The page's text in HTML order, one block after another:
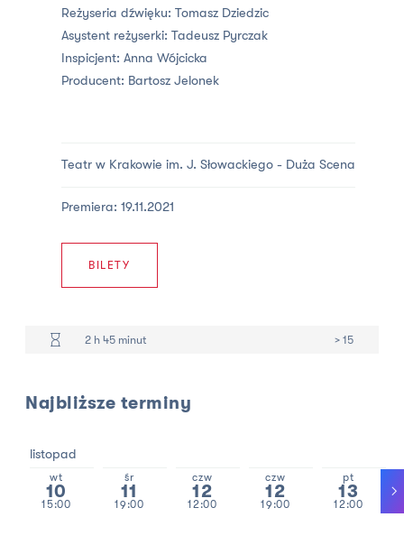
Reżyseria dźwięku:Tomasz Dziedzic
Asystent reżyserki:Tadeusz Pyrczak
Inspicjent:Anna Wójcicka
Producent: Bartosz Jelonek
Teatr w Krakowie im. J. Słowackiego - Duża Scena
Premiera: 19.11.2021
BILETY
2 h 45 minut > 15
Najbliższe terminy
listopad
wt
10
15:00
śr
11
19:00
czw
12
12:00
czw
12
19:00
pt
13
12:00